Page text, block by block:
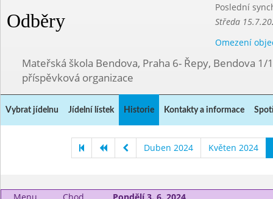
Odběry
Poslední
Středa
Omezení
Mateřská škola Bendova, Praha 6- Řepy, Bendova 1/
příspěvková organizace
Vybrat jídelnu Jídelní lístek Historie Kontakty a informace
Duben 2024 Květen 2024